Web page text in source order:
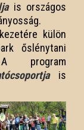
is országos
külön
őslénytani
A program
is